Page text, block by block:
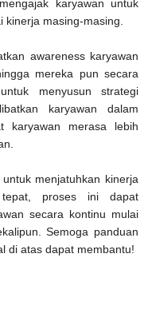
karyawan untuk
masing-masing.
awareness karyawan
mereka pun secara
menyusun strategi
karyawan dalam
karyawan merasa lebih
menjatuhkan kinerja
proses ini dapat
secara kontinu mulai
Semoga panduan
di atas dapat membantu!